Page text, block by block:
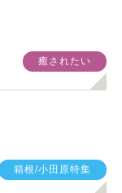
癒されたい
箱根/小田原特集